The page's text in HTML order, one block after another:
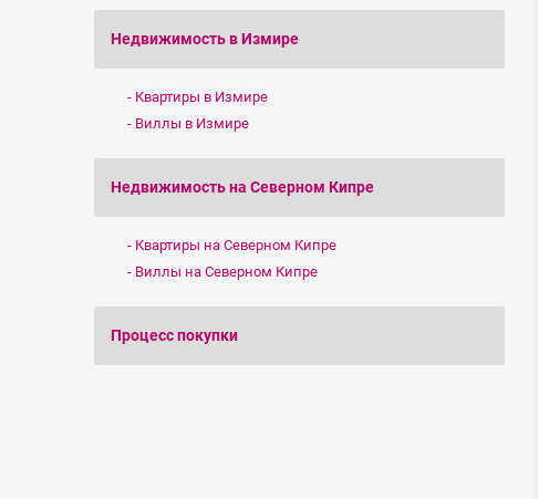
Недвижимость в Измире
Квартиры в Измире
Виллы в Измире
Недвижимость на Северном Кипре
Квартиры на Северном Кипре
Виллы на Северном Кипре
Процесс покупки